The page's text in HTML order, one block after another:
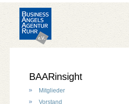
BAARinsight
Mitglieder
Vorstand